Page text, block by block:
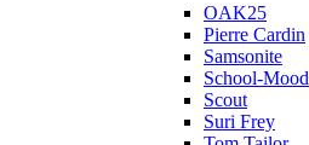
OAK25
Pierre Cardin
Samsonite
School-Mood
Scout
Suri Frey